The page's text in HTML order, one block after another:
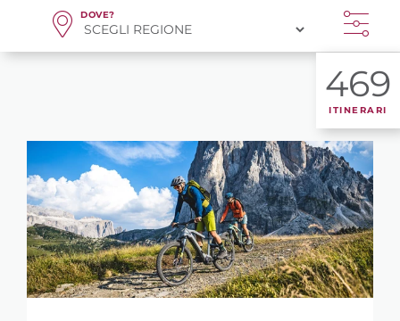
DOVE?
469
ITINERARI